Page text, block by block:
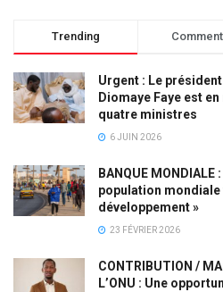
Trending
Urgent : Le
Diomaye Faye est
quatre ministres
6 JUIN 2026
BANQUE MONDIALE
population mondiale
développement »
23 FÉVRIER 2026
CONTRIBUTION /
L’ONU : Une